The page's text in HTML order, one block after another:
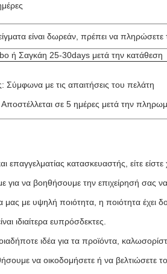
είναι δωρεάν, πρέπει να πληρώσετε
ή Σαγκάη 25-30days μετά την κατάθεση
Σύμφωνα με τις απαιτήσεις του πελάτη
σε 5 ημέρες μετά την
επαγγελματίας κατασκευαστής, είτε
να βοηθήσουμε την επιχείρησή σας
με υψηλή ποιότητα, η ποιότητα έχει
ιδιαίτερα ευπρόσδεκτες.
ιδέα για τα προϊόντα,
να οικοδομήσετε ή να βελτιώσετε